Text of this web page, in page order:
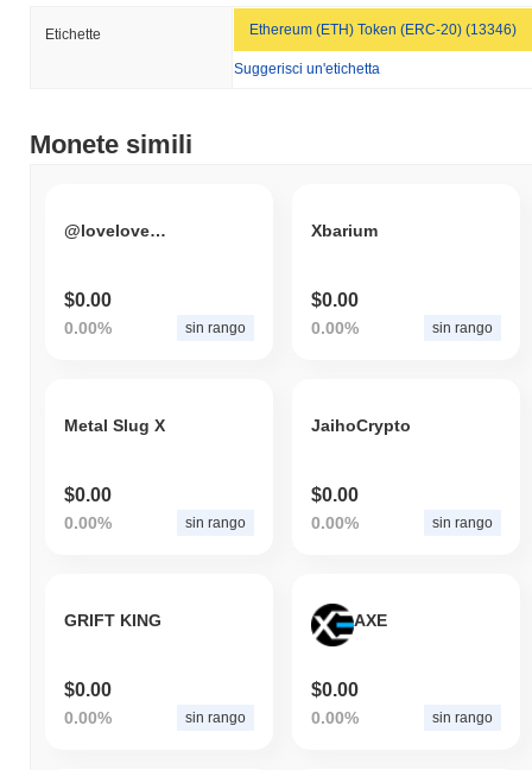
Etichette Ethereum (ETH) Token (ERC-20) (13346)
Suggerisci un'etichetta
Monete simili
@loveloverocket twitter2.0
$0.00
0.00% sin rango
Xbarium
$0.00
0.00% sin rango
Metal Slug X
$0.00
0.00% sin rango
JaihoCrypto
$0.00
0.00% sin rango
GRIFT KING
$0.00
0.00% sin rango
AXE
$0.00
0.00% sin rango